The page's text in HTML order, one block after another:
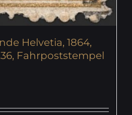
Helvetia, 1864,
Fahrpoststempel